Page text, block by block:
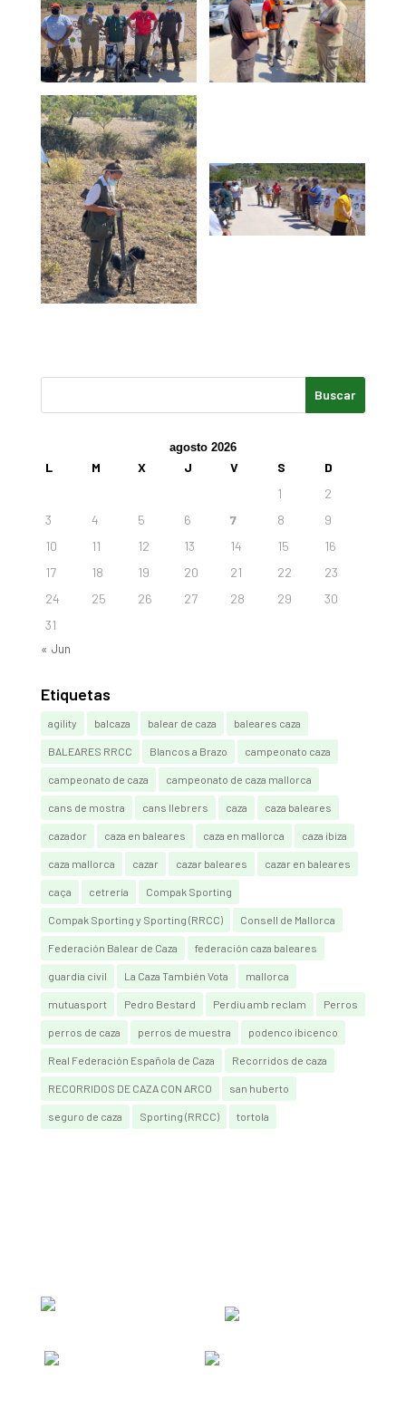
agosto 2026
L M X J V S
D
1
2
3
4 5 6 7 8
9
10
11 12 13 14 15
16
17
18 19 20 21 22
23
24
25 26 27 28 29
30
31
« Jun
Etiquetas
agility balcaza balear de caza baleares caza
BALEARES RRCC Blancos a Brazo campeonato caza
campeonato de caza campeonato de caza mallorca
cans de mostra cans llebrers caza caza baleares
cazador caza en baleares caza en mallorca caza ibiza
caza mallorca cazar cazar baleares cazar en baleares
caça cetrería Compak Sporting
Compak Sporting y Sporting (RRCC) Consell de Mallorca
Federación Balear de Caza federación caza baleares
guardia civil La Caza También Vota mallorca
mutuasport Pedro Bestard Perdiu amb reclam Perros
perros de caza perros de muestra podenco ibicenco
Real Federación Española de Caza Recorridos de caza
RECORRIDOS DE CAZA CON ARCO san huberto
seguro de caza Sporting (RRCC) tortola